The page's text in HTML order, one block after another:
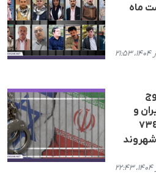
نخست ماه
موج
و
اسرائیل؛ بازداشت دست‌کم ٧٣٤
شهروند از جملە ۳٢ زن و ٨ شهروند